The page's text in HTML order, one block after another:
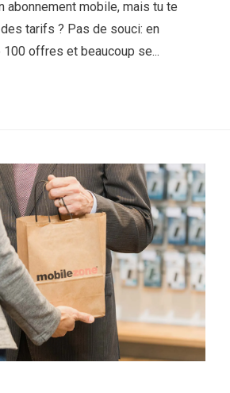
abonnement mobile, mais tu te
tarifs ? Pas de souci: en
offres et beaucoup se...